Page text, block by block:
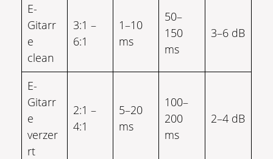
E-
Gitarr
e
clean
3:1 –
6:1
1–10
ms
50–
150
ms
3–6 dB
E-
Gitarr
e
verzer
rt
2:1 –
4:1
5–20
ms
100–
200
ms
2–4 dB